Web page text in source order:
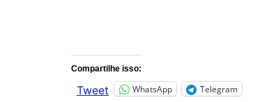
Compartilhe isso:
Tweet WhatsApp Telegram